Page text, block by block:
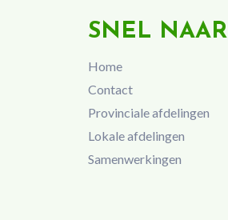
SNEL NAAR
Home
Contact
Provinciale afdelingen
Lokale afdelingen
Samenwerkingen